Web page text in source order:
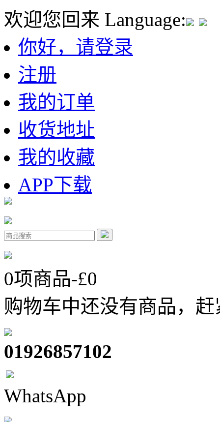
欢迎您回来 Language:
你好，请登录
注册
我的订单
收货地址
我的收藏
APP下载
0项商品-£0
购物车中还没有商品，
01926857102
WhatsApp